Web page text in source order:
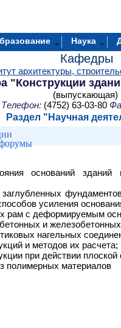
Наука
Кафедры
архитектуры,
"Конструкции
(выпускающая)
Телефон: (4752) 63-03-80
Раздел " Научная
оснований
усиления
рам с деформируемым
и
нагельных
и методов их расчета;
при действии
полимерных материалов